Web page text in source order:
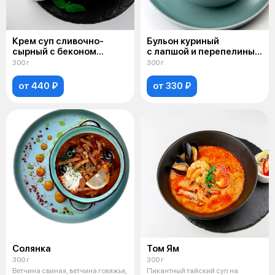
Крем суп сливочно-
сырный с беконом
и сухариками
300 г
от 440 ₽
Бульон куриный
с лапшой и перепелиным
яйцом
300 г
от 330 ₽
Солянка
300 г
Ветчина свиная, ветчина говяжья,
Том Ям
300 г
Пикантный тайский суп на